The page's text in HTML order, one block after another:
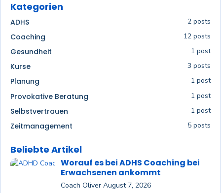
Kategorien
ADHS 2 posts
Coaching 12 posts
Gesundheit 1 post
Kurse 3 posts
Planung 1 post
Provokative Beratung 1 post
Selbstvertrauen 1 post
Zeitmanagement 5 posts
Beliebte Artikel
Worauf es bei ADHS Coaching bei
Erwachsenen ankommt
Coach Oliver August 7, 2026